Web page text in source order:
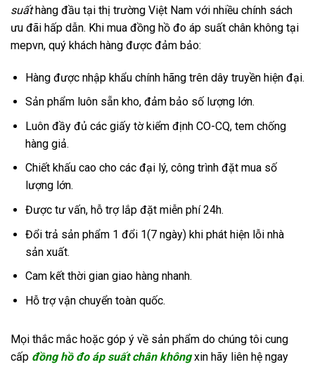
suấthàng đầu tại thị trường Việt Nam với nhiều chính sách
ưu đãi hấp dẫn. Khi mua đồng hồ đo áp suất chân không tại
mepvn, quý khách hàng được đảm bảo:
Hàng được nhập khẩu chính hãng trên dây truyền hiện đại.
Sản phẩm luôn sẵn kho, đảm bảo số lượng lớn.
Luôn đầy đủ các giấy tờ kiểm định CO-CQ, tem chống
hàng giả.
Chiết khấu cao cho các đại lý, công trình đặt mua số
lượng lớn.
Được tư vấn, hỗ trợ lắp đặt miễn phí 24h.
Đổi trả sản phẩm 1 đổi 1(7 ngày) khi phát hiện lỗi nhà
sản xuất.
Cam kết thời gian giao hàng nhanh.
Hỗ trợ vận chuyển toàn quốc.
Mọi thắc mắc hoặc góp ý về sản phẩm do chúng tôi cung
cấp đồng hồ đo áp suất chân khôngxin hãy liên hệ ngay